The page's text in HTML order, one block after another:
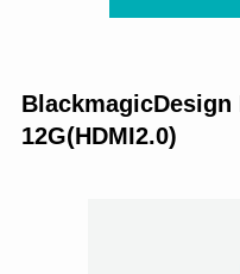
BlackmagicDesign
12G(HDMI2.0)